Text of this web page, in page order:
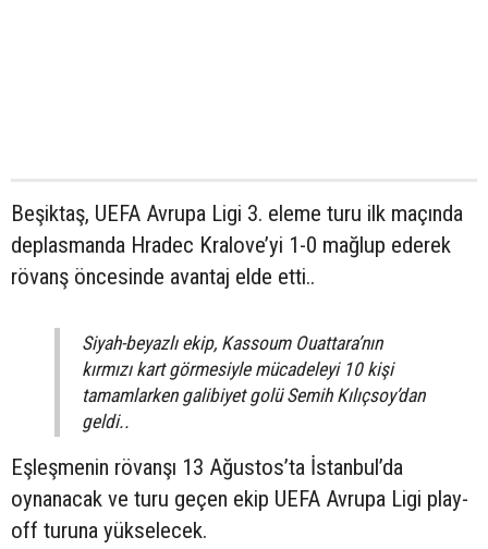
Beşiktaş, UEFA Avrupa Ligi 3. eleme turu ilk maçında
deplasmanda Hradec Kralove’yi 1-0 mağlup ederek
rövanş öncesinde avantaj elde etti..
Siyah-beyazlı ekip, Kassoum Ouattara’nın
kırmızı kart görmesiyle mücadeleyi 10 kişi
tamamlarken galibiyet golü Semih Kılıçsoy’dan
geldi..
Eşleşmenin rövanşı 13 Ağustos’ta İstanbul’da
oynanacak ve turu geçen ekip UEFA Avrupa Ligi play-
off turuna yükselecek.